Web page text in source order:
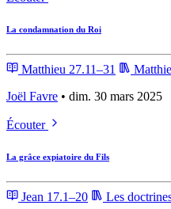
La condamnation du Roi
Matthieu 27.11–31
Joël Favre • dim. 30 mars 2025
Écouter
La grâce expiatoire du Fils
Jean 17.1–20
Les